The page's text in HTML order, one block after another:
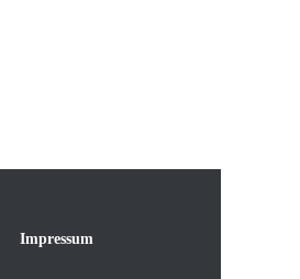
Impressum